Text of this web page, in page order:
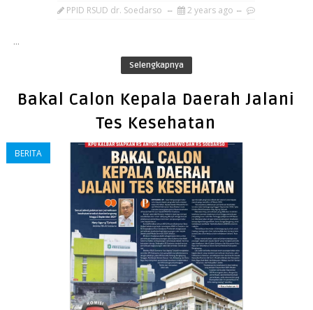
PPID RSUD dr. Soedarso 2 years ago
...
Selengkapnya
Bakal Calon Kepala Daerah Jalani
Tes Kesehatan
BERITA